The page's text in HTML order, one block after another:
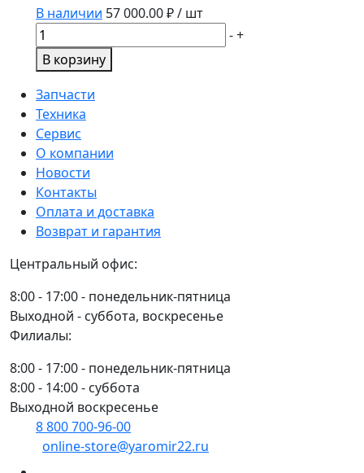
В наличии 57 000.00₽ / шт
Количество
товара
Подбарабанье
10Б.01.19.000А
/
10.01.19.060
-+
В корзину
Запчасти
Техника
Сервис
О компании
Новости
Контакты
Оплата и доставка
Возврат и гарантия
Центральный офис:
8:00 - 17:00 - понедельник-пятница
Выходной - суббота, воскресенье
Филиалы:
8:00 - 17:00 - понедельник-пятница
8:00 - 14:00 - суббота
Выходной воскресенье
8 800 700-96-00
online-store@yaromir22.ru